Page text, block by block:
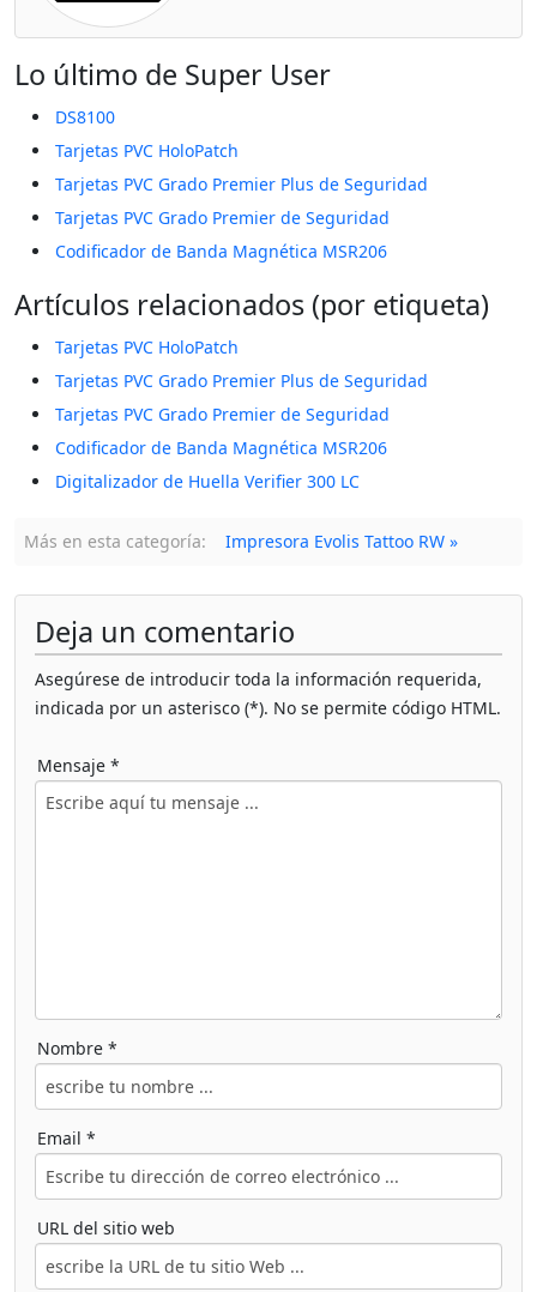
Lo último de Super User
DS8100
Tarjetas PVC HoloPatch
Tarjetas PVC Grado Premier Plus de Seguridad
Tarjetas PVC Grado Premier de Seguridad
Codificador de Banda Magnética MSR206
Artículos relacionados (por etiqueta)
Tarjetas PVC HoloPatch
Tarjetas PVC Grado Premier Plus de Seguridad
Tarjetas PVC Grado Premier de Seguridad
Codificador de Banda Magnética MSR206
Digitalizador de Huella Verifier 300 LC
Más en esta categoría: Impresora Evolis Tattoo RW »
Deja un comentario
Asegúrese de introducir toda la información requerida,
indicada por un asterisco (*). No se permite código HTML.
Mensaje *
Nombre *
Email *
URL del sitio web